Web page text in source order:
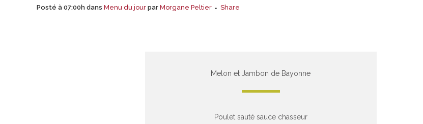
Posté à 07:00h dans Menu du jour par Morgane Peltier Share
Melon et Jambon de Bayonne
Poulet sauté sauce chasseur